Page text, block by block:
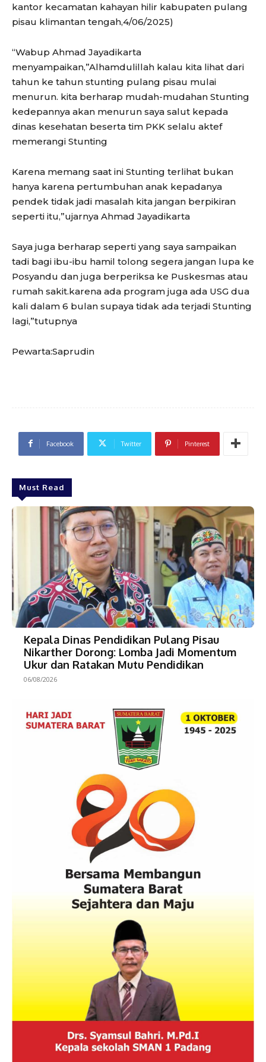
kantor kecamatan kahayan hilir kabupaten pulang
pisau klimantan tengah,4/06/2025)
“Wabup Ahmad Jayadikarta
menyampaikan,”Alhamdulillah kalau kita lihat dari
tahun ke tahun stunting pulang pisau mulai
menurun. kita berharap mudah-mudahan Stunting
kedepannya akan menurun saya salut kepada
dinas kesehatan beserta tim PKK selalu aktef
memerangi Stunting
Karena memang saat ini Stunting terlihat bukan
hanya karena pertumbuhan anak kepadanya
pendek tidak jadi masalah kita jangan berpikiran
seperti itu,”ujarnya Ahmad Jayadikarta
Saya juga berharap seperti yang saya sampaikan
tadi bagi ibu-ibu hamil tolong segera jangan lupa ke
Posyandu dan juga berperiksa ke Puskesmas atau
rumah sakit.karena ada program juga ada USG dua
kali dalam 6 bulan supaya tidak ada terjadi Stunting
lagi,”tutupnya
Pewarta:Saprudin
Facebook Twitter Pinterest
Must Read
Kepala Dinas Pendidikan Pulang Pisau
Nikarther Dorong: Lomba Jadi Momentum
Ukur dan Ratakan Mutu Pendidikan
06/08/2026